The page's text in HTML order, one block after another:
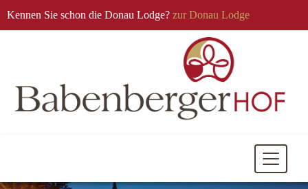
Kennen Sie schon die Donau Lodge? zur Donau Lodge
Mobile